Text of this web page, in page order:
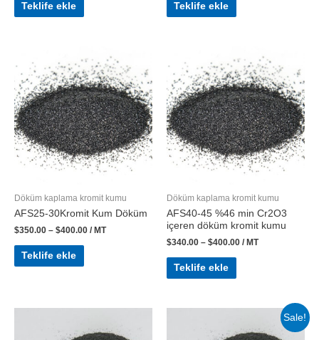
Teklife ekle Teklife ekle
Döküm kaplama kromit kumu
AFS25-30Kromit Kum Döküm
$350.00 – $400.00 / MT
Teklife ekle
Döküm kaplama kromit kumu
AFS40-45 %46 min Cr2O3
içeren döküm kromit kumu
$340.00 – $400.00 / MT
Teklife ekle
Sale!